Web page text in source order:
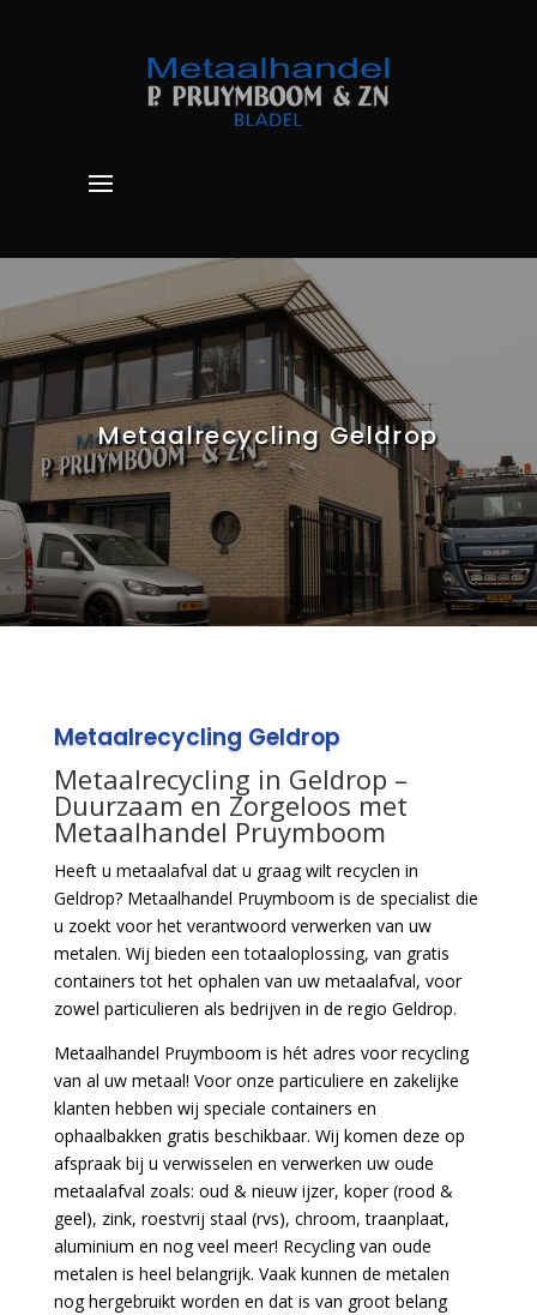
Metaalrecycling Geldrop
Metaalrecycling Geldrop
Metaalrecycling in Geldrop –
Duurzaam en Zorgeloos met
Metaalhandel Pruymboom
Heeft u metaalafval dat u graag wilt recyclen in
Geldrop? Metaalhandel Pruymboom is de specialist die
u zoekt voor het verantwoord verwerken van uw
metalen. Wij bieden een totaaloplossing, van gratis
containers tot het ophalen van uw metaalafval, voor
zowel particulieren als bedrijven in de regio Geldrop.
Metaalhandel Pruymboom is hét adres voor recycling
van al uw metaal! Voor onze particuliere en zakelijke
klanten hebben wij speciale containers en
ophaalbakken gratis beschikbaar. Wij komen deze op
afspraak bij u verwisselen en verwerken uw oude
metaalafval zoals: oud & nieuw ijzer, koper (rood &
geel), zink, roestvrij staal (rvs), chroom, traanplaat,
aluminium en nog veel meer! Recycling van oude
metalen is heel belangrijk. Vaak kunnen de metalen
nog hergebruikt worden en dat is van groot belang